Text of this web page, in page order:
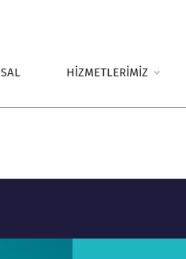
HİZMETLERİMİZ